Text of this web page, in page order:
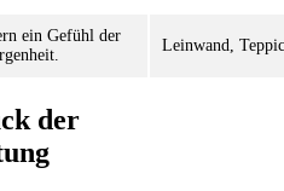
ein Gefühl der
Leinwand,
der